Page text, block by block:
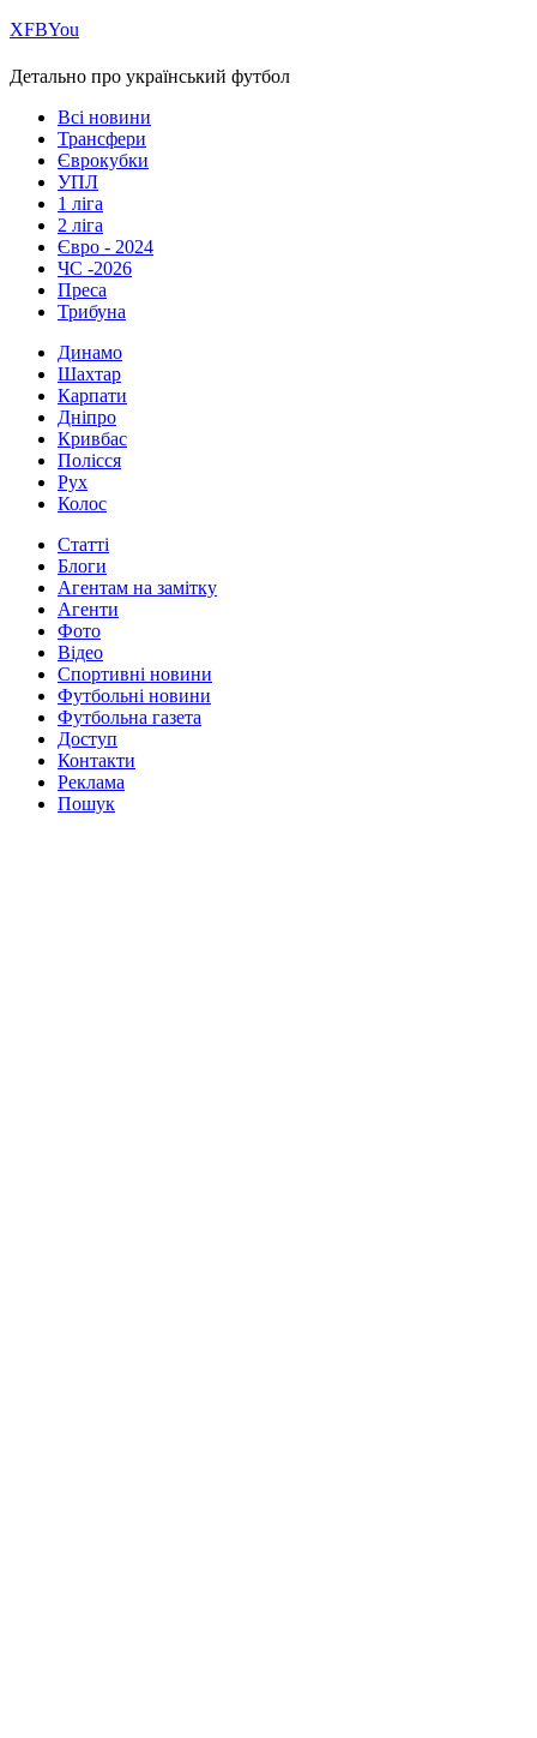
ХFBYou
Детально про український футбол
Всі новини
Трансфери
Єврокубки
УПЛ
1 ліга
2 ліга
Євро - 2024
ЧС -2026
Преса
Трибуна
Динамо
Шахтар
Карпати
Дніпро
Кривбас
Полісся
Рух
Колос
Статті
Блоги
Агентам на замітку
Агенти
Фото
Відео
Спортивні новини
Футбольні новини
Футбольна газета
Доступ
Контакти
Реклама
Пошук